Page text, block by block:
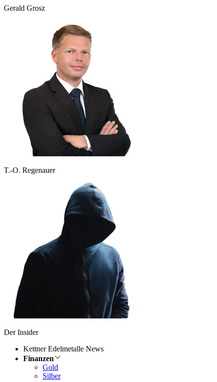
Gerald Grosz
T.-O. Regenauer
Der Insider
Kettner Edelmetalle News
Finanzen
Gold
Silber